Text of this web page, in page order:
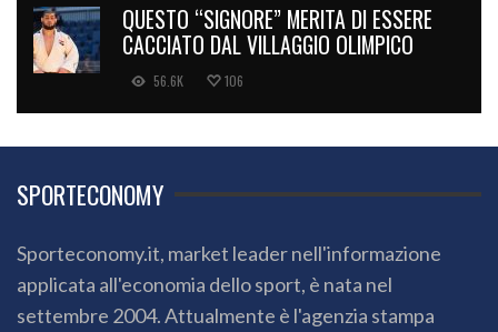
QUESTO “SIGNORE” MERITA DI ESSERE
CACCIATO DAL VILLAGGIO OLIMPICO
56.6K 106
SPORTECONOMY
Sporteconomy.it, market leader nell'informazione
applicata all'economia dello sport, è nata nel
settembre 2004. Attualmente è l'agenzia stampa